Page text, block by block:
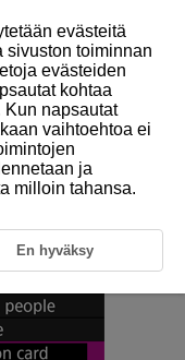
copied to another
evästeitä
sivuston toiminnan
evästeiden
kohtaa
Kun napsautat
vaihtoehtoa ei
ja
milloin tahansa.
En hyväksy